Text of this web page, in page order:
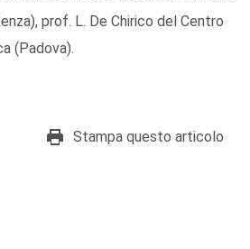
prof. L. De Chirico del Centro
(Padova).
Stampa questo articolo